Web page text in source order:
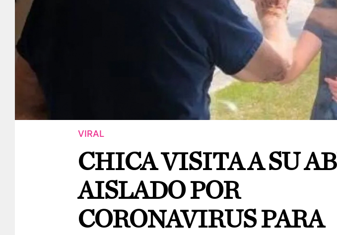
VIRAL
CHICA VISITA A SU
AISLADO POR
CORONAVIRUS PARA